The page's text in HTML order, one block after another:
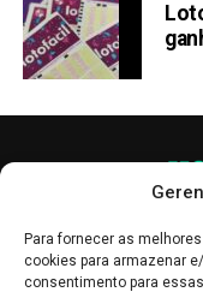
Para fornecer as
cookies para armazenar
consentimento para